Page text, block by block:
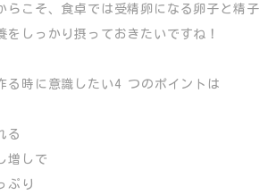
らこそ、食卓では受精卵になる卵子と精子
をしっかり摂っておきたいですね！
る時に意識したい4 つのポイントは
る
増しで
ぷり